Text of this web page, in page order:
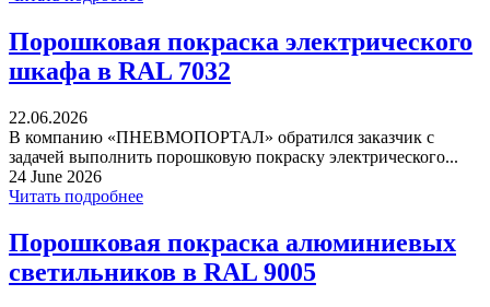
Порошковая покраска электрического
шкафа в RAL 7032
22.06.2026
В компанию «ПНЕВМОПОРТАЛ» обратился заказчик с
задачей выполнить порошковую покраску электрического...
24 June 2026
Читать подробнее
Порошковая покраска алюминиевых
светильников в RAL 9005